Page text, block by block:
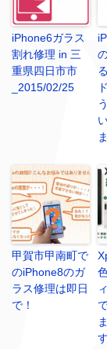
iPhone6ガラス
割れ修理 in 三
重県四日市市
_2015/02/25
甲賀市甲南町で
のiPhone8のガ
ラス修理は即日
で！